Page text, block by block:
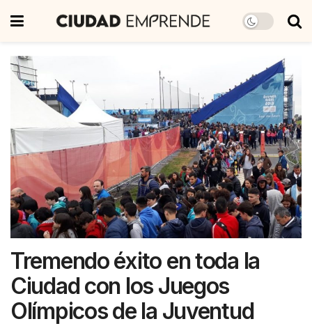
Tremendo éxito en toda la
Ciudad con los Juegos
Olímpicos de la Juventud